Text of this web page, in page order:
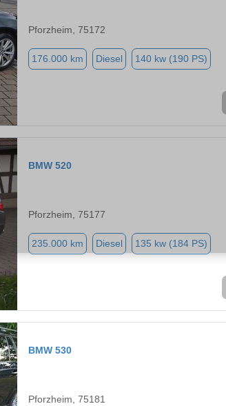
Pforzheim, 75172
176.000 km Diesel 140 kw (190 PS)
BMW 520
Pforzheim, 75177
235.000 km Diesel 135 kw (184 PS)
BMW 530
Pforzheim, 75181